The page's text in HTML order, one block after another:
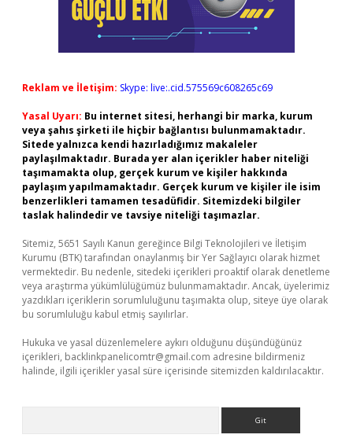
Reklam ve İletişim: Skype: live:.cid.575569c608265c69
Yasal Uyarı: Bu internet sitesi, herhangi bir marka, kurum
veya şahıs şirketi ile hiçbir bağlantısı bulunmamaktadır.
Sitede yalnızca kendi hazırladığımız makaleler
paylaşılmaktadır. Burada yer alan içerikler haber niteliği
taşımamakta olup, gerçek kurum ve kişiler hakkında
paylaşım yapılmamaktadır. Gerçek kurum ve kişiler ile isim
benzerlikleri tamamen tesadüfidir. Sitemizdeki bilgiler
taslak halindedir ve tavsiye niteliği taşımazlar.
Sitemiz, 5651 Sayılı Kanun gereğince Bilgi Teknolojileri ve İletişim
Kurumu (BTK) tarafından onaylanmış bir Yer Sağlayıcı olarak hizmet
vermektedir. Bu nedenle, sitedeki içerikleri proaktif olarak denetleme
veya araştırma yükümlülüğümüz bulunmamaktadır. Ancak, üyelerimiz
yazdıkları içeriklerin sorumluluğunu taşımakta olup, siteye üye olarak
bu sorumluluğu kabul etmiş sayılırlar.
Hukuka ve yasal düzenlemelere aykırı olduğunu düşündüğünüz
içerikleri, backlinkpanelicomtr@gmail.com adresine bildirmeniz
halinde, ilgili içerikler yasal süre içerisinde sitemizden kaldırılacaktır.